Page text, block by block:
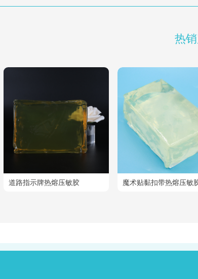
道路指示牌热熔压敏胶 魔术贴黏扣带热熔压敏
热